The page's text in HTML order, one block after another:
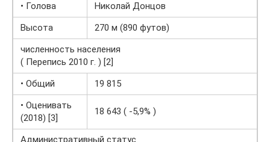
• Голова
Николай Донцов
Высота
270 м (890 футов)
численность населения
( Перепись 2010 г. ) [2]
• Общий
19 815
• Оценивать
(2018) [3]
18 643 ( -5,9% )
Административный статус